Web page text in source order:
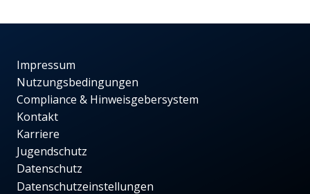
Impressum
Nutzungsbedingungen
Compliance & Hinweisgebersystem
Kontakt
Karriere
Jugendschutz
Datenschutz
Datenschutzeinstellungen